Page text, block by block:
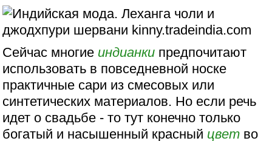
Сейчас многие индианки предпочитают
использовать в повседневной носке
практичные сари из смесовых или
синтетических материалов. Но если речь
идет о свадьбе - то тут конечно только
богатый и насышенный красный цвет во